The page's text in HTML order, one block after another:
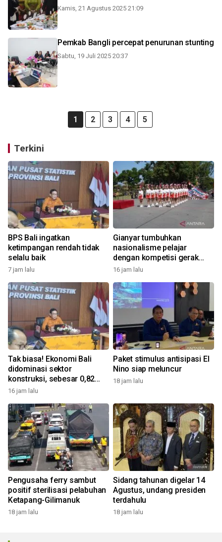
Kamis, 21 Agustus 2025 21:09
Pemkab Bangli percepat penurunan stunting
Sabtu, 19 Juli 2025 20:37
1 2 3 4 5
Terkini
BPS Bali ingatkan
ketimpangan rendah tidak
selalu baik
7 jam lalu
Gianyar tumbuhkan
nasionalisme pelajar
dengan kompetisi gerak
jalan
16 jam lalu
Tak biasa! Ekonomi Bali
didominasi sektor
konstruksi, sebesar 0,82
persen
16 jam lalu
Paket stimulus antisipasi El
Nino siap meluncur
18 jam lalu
Pengusaha ferry sambut
positif sterilisasi pelabuhan
Ketapang-Gilimanuk
18 jam lalu
Sidang tahunan digelar 14
Agustus, undang presiden
terdahulu
18 jam lalu